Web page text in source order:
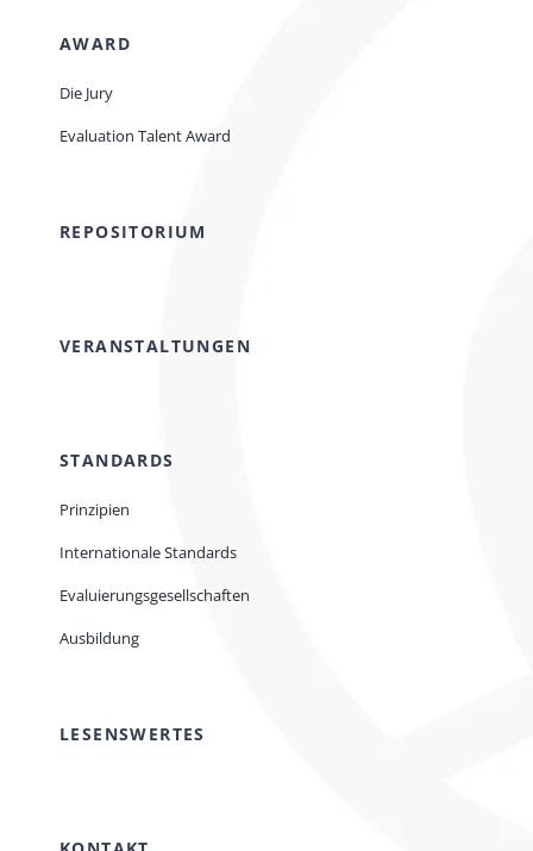
AWARD
Die Jury
Evaluation Talent Award
REPOSITORIUM
VERANSTALTUNGEN
STANDARDS
Prinzipien
Internationale Standards
Evaluierungsgesellschaften
Ausbildung
LESENSWERTES